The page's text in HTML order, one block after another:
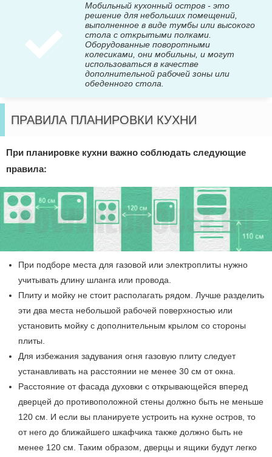
Мобильный кухонный остров - это
решение для небольших помещений,
выполненное в виде тумбы или высокого
стола с открытыми полками.
Оборудованные поворотными
колесиками, они мобильны, и могут
использоваться в качестве
дополнительной рабочей зоны или
обеденного стола.
ПРАВИЛА ПЛАНИРОВКИ КУХНИ
При планировке кухни важно соблюдать следующие
правила:
При подборе места для газовой или электроплиты нужно
учитывать длину шланга или провода.
Плиту и мойку не стоит располагать рядом. Лучше разделить
эти два места небольшой рабочей поверхностью или
установить мойку с дополнительным крылом со стороны
плиты.
Для избежания задувания огня газовую плиту следует
устанавливать на расстоянии не менее 30 см от окна.
Расстояние от фасада духовки с открывающейся вперед
дверцей до противоположной стены должно быть не меньше
120 см. И если вы планируете устроить на кухне остров, то
от него до ближайшего шкафчика также должно быть не
менее 120 см. Таким образом, дверцы и ящики будут легко